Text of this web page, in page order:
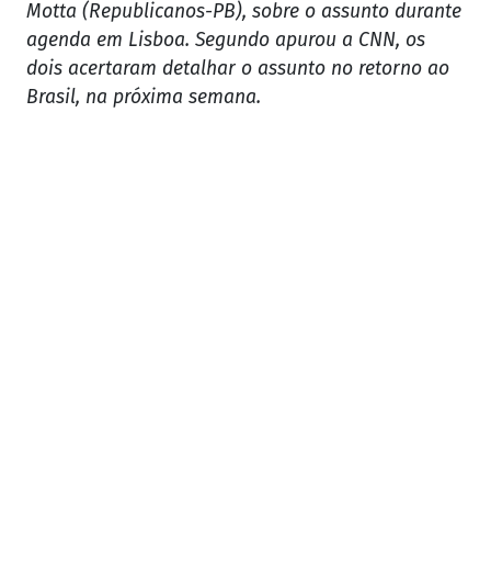
Motta (Republicanos-PB), sobre o assunto durante
agenda em Lisboa. Segundo apurou a CNN, os
dois acertaram detalhar o assunto no retorno ao
Brasil, na próxima semana.